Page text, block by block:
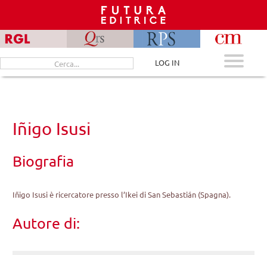
content
Cerca
per:
LOG IN
Iñigo Isusi
Biografia
Iñigo Isusi è ricercatore presso l’Ikei di San Sebastián (Spagna).
Autore di: